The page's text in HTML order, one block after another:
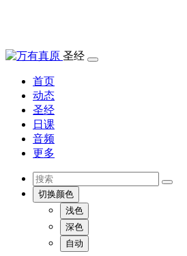
圣经
首页
动态
圣经
日课
音频
更多
切换颜色
浅色
深色
自动